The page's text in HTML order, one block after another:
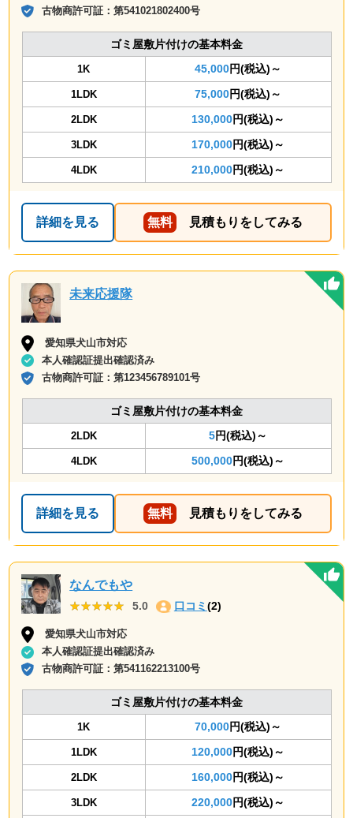
古物商許可証：第541021802400号
ゴミ屋敷片付けの基本料金
1K 45,000円(税込)～
1LDK 75,000円(税込)～
2LDK 130,000円(税込)～
3LDK 170,000円(税込)～
4LDK 210,000円(税込)～
詳細を見る 無料 見積もりをしてみる
未来応援隊
愛知県犬山市対応
本人確認証提出確認済み
古物商許可証：第123456789101号
ゴミ屋敷片付けの基本料金
2LDK 5円(税込)～
4LDK 500,000円(税込)～
詳細を見る 無料 見積もりをしてみる
なんでもや
★★★★★
★★★★★ 5.0 口コミ (2)
愛知県犬山市対応
本人確認証提出確認済み
古物商許可証：第541162213100号
ゴミ屋敷片付けの基本料金
1K 70,000円(税込)～
1LDK 120,000円(税込)～
2LDK 160,000円(税込)～
3LDK 220,000円(税込)～